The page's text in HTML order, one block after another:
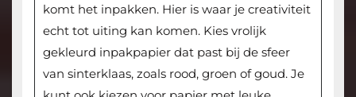
komt het inpakken. Hier is waar je creativiteit
echt tot uiting kan komen. Kies vrolijk
gekleurd inpakpapier dat past bij de sfeer
van sinterklaas, zoals rood, groen of goud. Je